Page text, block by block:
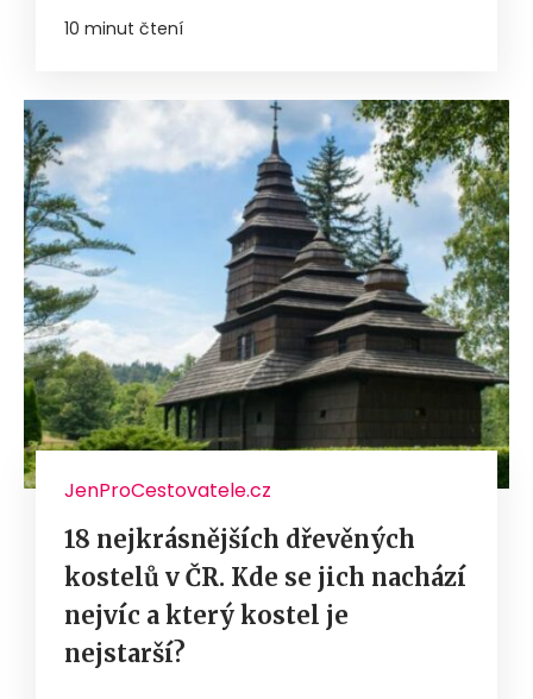
10 minut čtení
JenProCestovatele.cz
18 nejkrásnějších dřevěných
kostelů v ČR. Kde se jich nachází
nejvíc a který kostel je
nejstarší?